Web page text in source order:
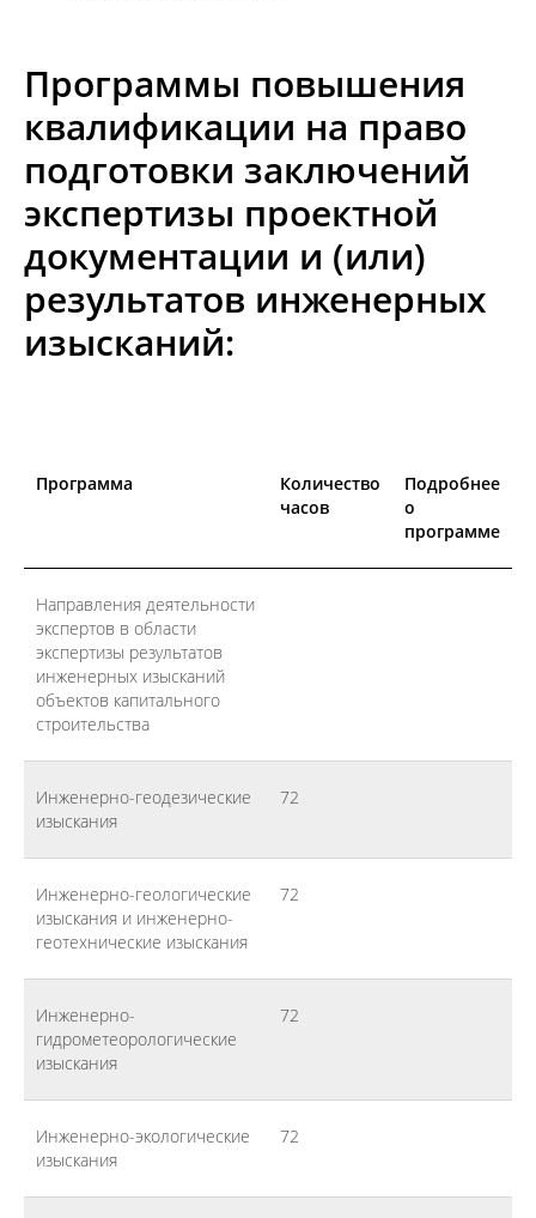
Программы повышения
квалификации на право
подготовки заключений
экспертизы проектной
документации и (или)
результатов инженерных
изысканий:
Программа
Количество
часов
Подробнее
о
программе
Направления деятельности
экспертов в области
экспертизы результатов
инженерных изысканий
объектов капитального
строительства
Инженерно-геодезические
изыскания
72
Инженерно-геологические
изыскания и инженерно-
геотехнические изыскания
72
Инженерно-
гидрометеорологические
изыскания
72
Инженерно-экологические
изыскания
72